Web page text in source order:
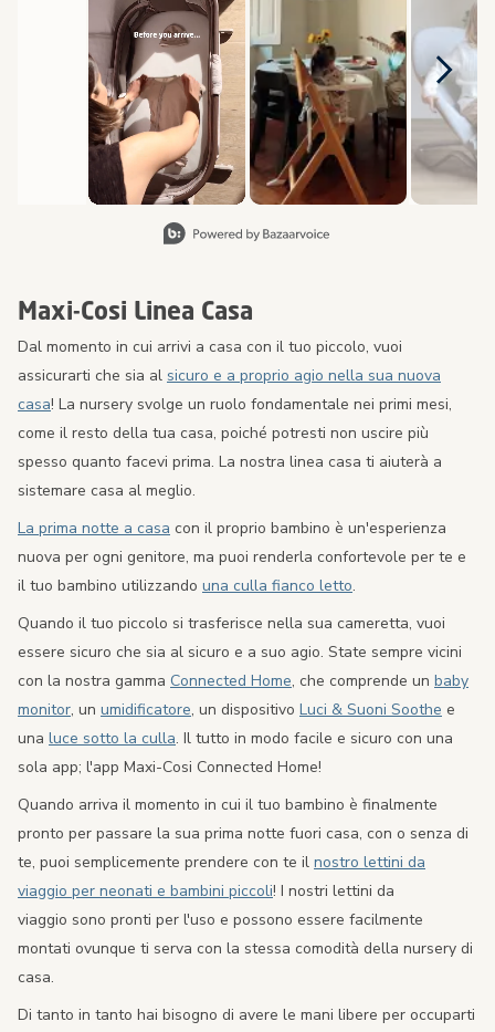
Maxi-Cosi Linea Casa
Dal momento in cui arrivi a casa con il tuo piccolo, vuoi
assicurarti che sia al sicuro e a proprio agio nella sua nuova
casa! La nursery svolge un ruolo fondamentale nei primi mesi,
come il resto della tua casa, poiché potresti non uscire più
spesso quanto facevi prima. La nostra linea casa ti aiuterà a
sistemare casa al meglio.
La prima notte a casa con il proprio bambino è un'esperienza
nuova per ogni genitore, ma puoi renderla confortevole per te e
il tuo bambino utilizzando una culla fianco letto.
Quando il tuo piccolo si trasferisce nella sua cameretta, vuoi
essere sicuro che sia al sicuro e a suo agio. State sempre vicini
con la nostra gamma Connected Home, che comprende un baby
monitor, un umidificatore, un dispositivo Luci & Suoni Soothe e
una luce sotto la culla. Il tutto in modo facile e sicuro con una
sola app; l'app Maxi-Cosi Connected Home!
Quando arriva il momento in cui il tuo bambino è finalmente
pronto per passare la sua prima notte fuori casa, con o senza di
te, puoi semplicemente prendere con te il nostro lettini da
viaggio per neonati e bambini piccoli! I nostri lettini da
viaggio sono pronti per l'uso e possono essere facilmente
montati ovunque ti serva con la stessa comodità della nursery di
casa.
Di tanto in tanto hai bisogno di avere le mani libere per occuparti